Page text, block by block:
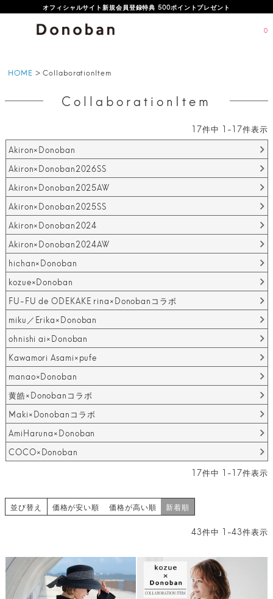
オフィシャルサイト新規会員登録特典 500ポイントプレゼント
0
HOME CollaborationItem
CollaborationItem
17件中 1 -17件表示
Akiron×Donoban
Akiron×Donoban2026SS
Akiron×Donoban2025AW
Akiron×Donoban2025SS
Akiron×Donoban2024
Akiron×Donoban2024AW
hichan×Donoban
kozue×Donoban
FU-FU de ODEKAKE rina×Donobanコラボ
miku／Erika×Donoban
ohnishi ai×Donoban
Kawamori Asami×pufe
manao×Donoban
黄皓×Donobanコラボ
Maki×Donobanコラボ
AmiHaruna×Donoban
COCO×Donoban
17件中 1 -17件表示
並び替え 価格が安い順 価格が高い順 新着順
43件中 1 -43件表示